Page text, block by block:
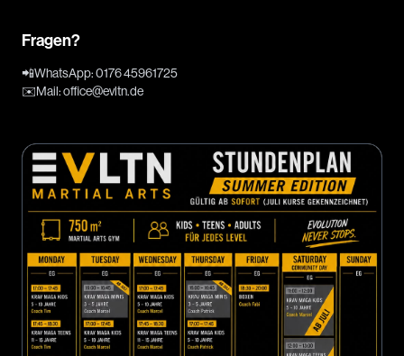
Fragen?
📲WhatsApp:0176 45961725
✉️Mail:office@evltn.de